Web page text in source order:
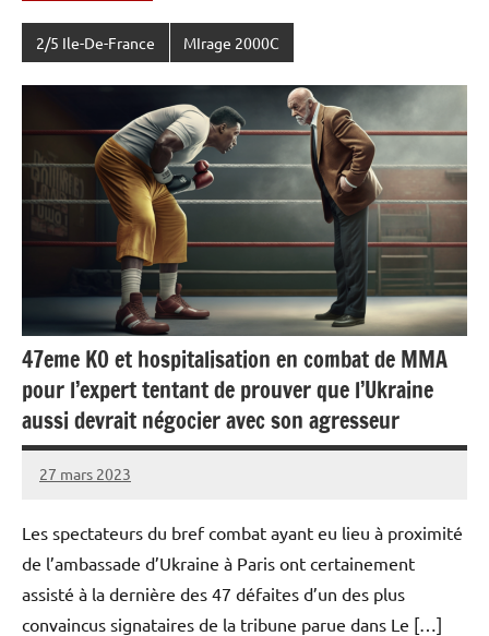
2/5 Ile-De-France MIrage 2000C
47eme KO et hospitalisation en combat de MMA
pour l’expert tentant de prouver que l’Ukraine
aussi devrait négocier avec son agresseur
27 mars 2023
Caporal
Aucun
Les spectateurs du bref combat ayant eu lieu à proximité
de l’ambassade d’Ukraine à Paris ont certainement
assisté à la dernière des 47 défaites d’un des plus
convaincus signataires de la tribune parue dans Le […]